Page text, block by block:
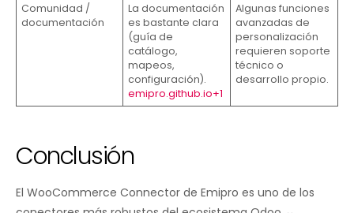
Comunidad /
documentación
La documentación
es bastante clara
(guía de
catálogo,
mapeos,
configuración).
emipro.github.io+1
Algunas funciones
avanzadas de
personalización
requieren soporte
técnico o
desarrollo propio.
Conclusión
El WooCommerce Connector de Emipro es uno de los